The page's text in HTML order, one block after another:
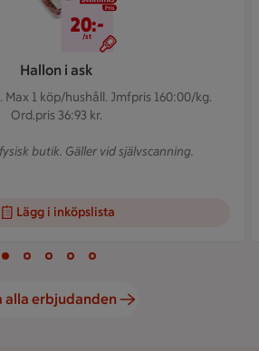
Hallon i ask
Max 1 köp/hushåll. Jmfpris 160:00/kg.
Ord.pris 36:93 kr.
butik. Gäller vid självscanning.
20 kr/st
20:-
/st
Lägg i inköpslista
Bild 1 av 5
Bild 2 av 5
Bild 3 av 5Bild 4 av 5
alla erbjudanden